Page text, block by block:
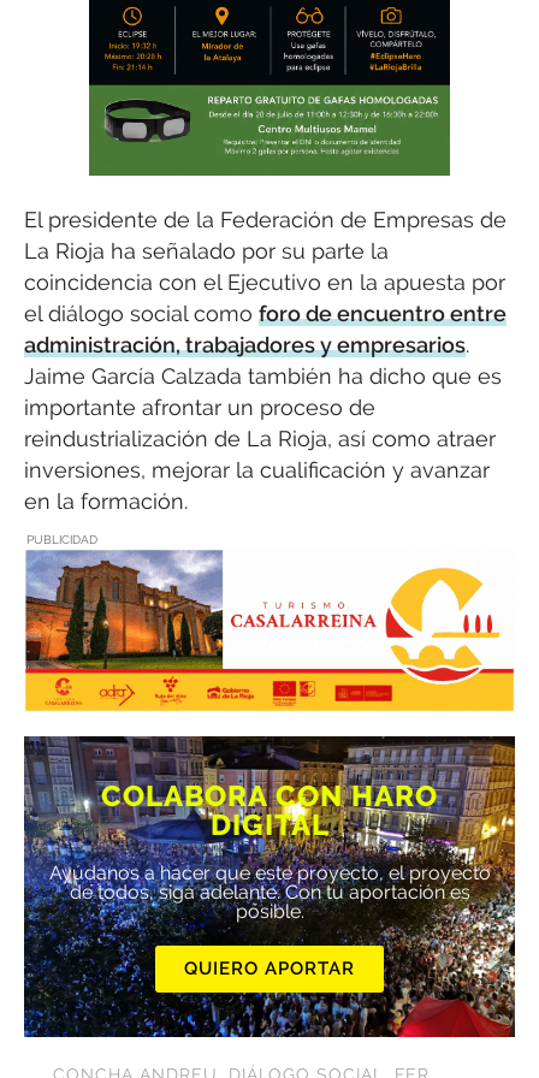
El presidente de la Federación de Empresas de
La Rioja ha señalado por su parte la
coincidencia con el Ejecutivo en la apuesta por
el diálogo social como foro de encuentro entre
administración, trabajadores y empresarios.
Jaime García Calzada también ha dicho que es
importante afrontar un proceso de
reindustrialización de La Rioja, así como atraer
inversiones, mejorar la cualificación y avanzar
en la formación.
PUBLICIDAD
COLABORA CON HARO
DIGITAL
Ayúdanos a hacer que este proyecto, el proyecto
de todos, siga adelante. Con tu aportación es
posible.
QUIERO APORTAR